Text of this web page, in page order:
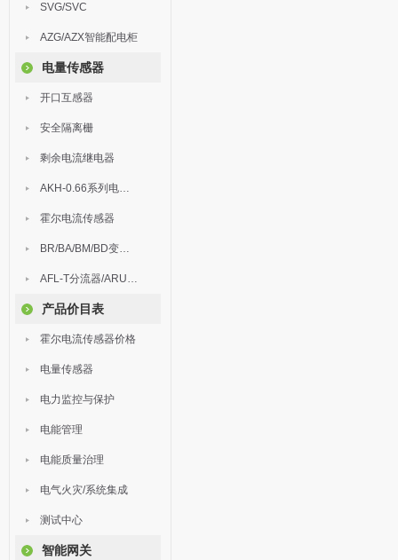
SVG/SVC
AZG/AZX智能配电柜
电量传感器
开口互感器
安全隔离栅
剩余电流继电器
AKH-0.66系列电流互感器
霍尔电流传感器
BR/BA/BM/BD变送器
AFL-T分流器/ARU浪涌保护器
产品价目表
霍尔电流传感器价格
电量传感器
电力监控与保护
电能管理
电能质量治理
电气火灾/系统集成
测试中心
智能网关